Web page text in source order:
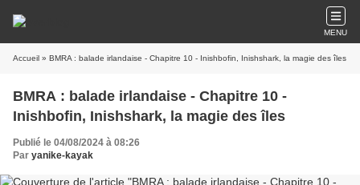
MENU
Accueil » BMRA : balade irlandaise - Chapitre 10 - Inishbofin, Inishshark, la magie des îles
BMRA : balade irlandaise - Chapitre 10 -
Inishbofin, Inishshark, la magie des îles
Publié le 04/08/2024 à 08:26
Par yanike-kayak